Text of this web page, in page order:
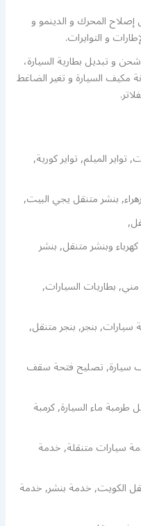
إصلاح المحرك و الدينمو و
و التوايرات.
و تبديل بطارية السيارة،
مكيف السيارة و تغير الضاغط
الميلم, تواير كورية,
بنشر متنقل يجي البيت,
كهرباء وبنشر متنقل, بنشر
بطاريات السيارات,
سيارات, بنجر, بنجر متنقل,
سيارة, تصليح فتحة سقف
طرمبة ماء السيارة, كرمبة
سيارات متنقلة, خدمة
الكويت, خدمة بنشر, خدمة